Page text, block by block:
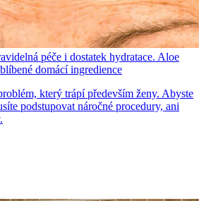
péče i dostatek hydratace. Aloe
domácí ingredience
který trápí především ženy. Abyste
podstupovat náročné procedury, ani